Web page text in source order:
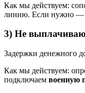
Как мы действуем:
линию. Если нужно —
3) Не
Задержки денежного
Как мы действуем:
подключаем военную